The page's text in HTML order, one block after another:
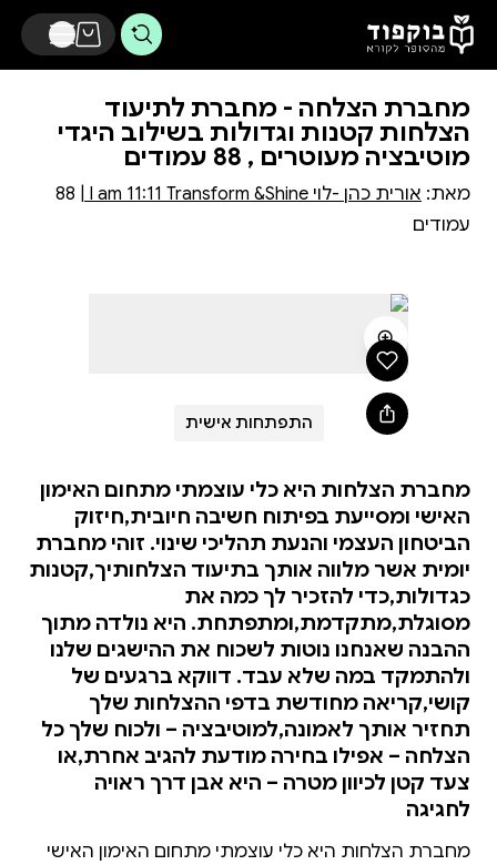
דלג לתוכן הראשי
מחברת הצלחה - מחברת לתיעוד
הצלחות קטנות וגדולות בשילוב היגדי
מוטיבציה מעוטרים , 88 עמודים
מאת: אורית כהן -לוי I am 11:11 Transform &Shine
| 88
עמודים
התפתחות אישית
מחברת הצלחות היא כלי עוצמתי מתחום האימון
האישי ומסייעת בפיתוח חשיבה חיובית,חיזוק
הביטחון העצמי והנעת תהליכי שינוי. זוהי מחברת
יומית אשר מלווה אותך בתיעוד הצלחותיך,קטנות
כגדולות,כדי להזכיר לך כמה את
מסוגלת,מתקדמת,ומתפתחת. היא נולדה מתוך
ההבנה שאנחנו נוטות לשכוח את ההישגים שלנו
ולהתמקד במה שלא עבד. דווקא ברגעים של
קושי,קריאה מחודשת בדפי ההצלחות שלך
תחזיר אותך לאמונה,למוטיבציה – ולכוח שלך כל
הצלחה – אפילו בחירה מודעת להגיב אחרת,או
צעד קטן לכיוון מטרה – היא אבן דרך ראויה
לחגיגה
מחברת הצלחות היא כלי עוצמתי מתחום האימון האישי